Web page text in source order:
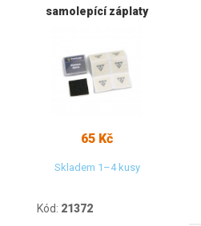
samolepící záplaty
65 Kč
Skladem 1–4 kusy
Kód: 21372